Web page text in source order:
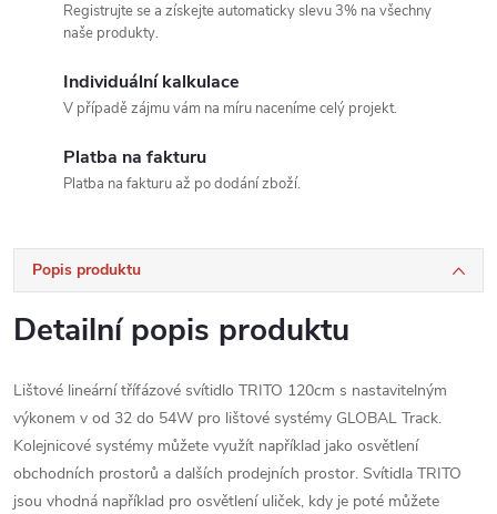
Registrujte se a získejte automaticky slevu 3% na všechny
naše produkty.
Individuální kalkulace
V případě zájmu vám na míru naceníme celý projekt.
Platba na fakturu
Platba na fakturu až po dodání zboží.
Popis produktu
Detailní popis produktu
Lištové lineární třífázové svítidlo TRITO 120cm s nastavitelným
výkonem v od 32 do 54W pro lištové systémy GLOBAL Track.
Kolejnicové systémy můžete využít například jako osvětlení
obchodních prostorů a dalších prodejních prostor. Svítidla TRITO
jsou vhodná například pro osvětlení uliček, kdy je poté můžete